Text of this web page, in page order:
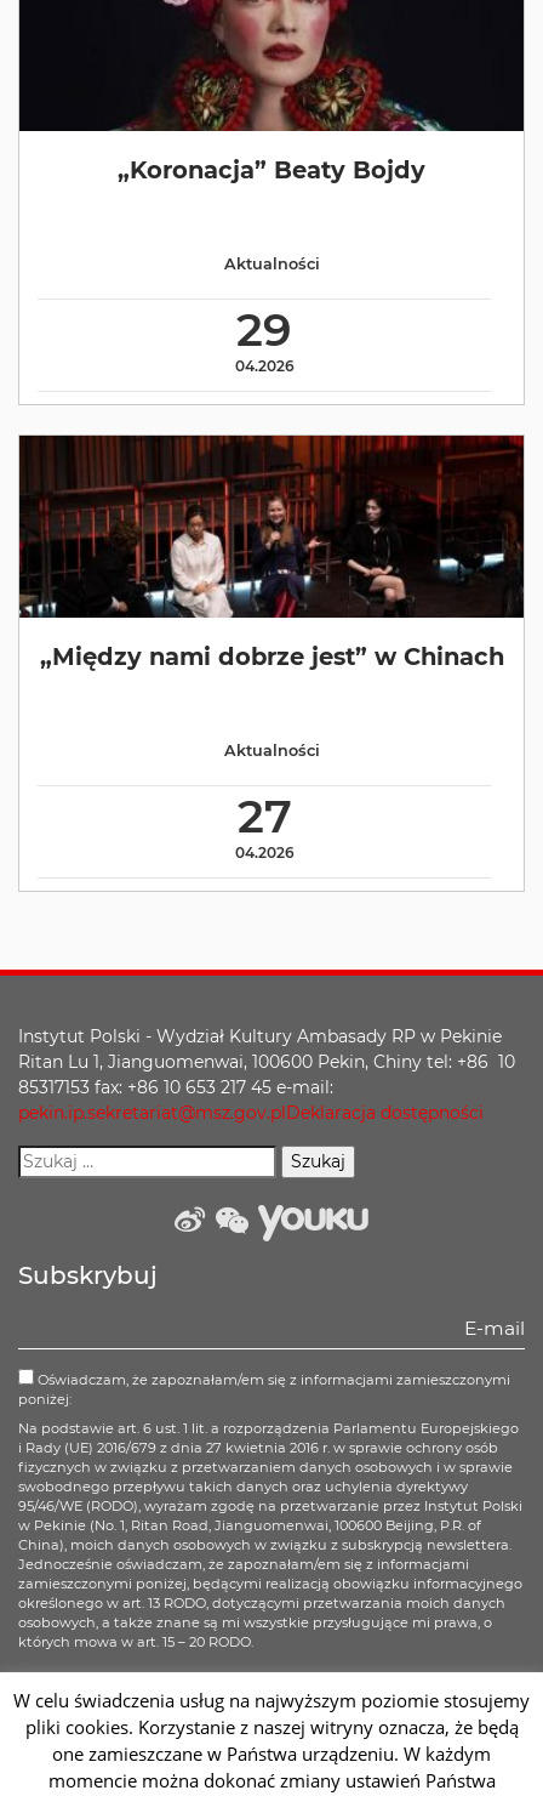
„Koronacja” Beaty Bojdy
29
04.2026
Aktualności
„Między nami dobrze jest” w Chinach
27
04.2026
Aktualności
Instytut Polski - Wydział Kultury Ambasady RP w Pekinie
Ritan Lu 1, Jianguomenwai, 100600 Pekin, Chiny tel: +86 10
85317153 fax: +86 10 653 217 45 e-mail:
pekin.ip.sekretariat@msz.gov.plDeklaracja dostępności
Subskrybuj
Oświadczam, że zapoznałam/em się z informacjami zamieszczonymi
poniżej:
Na podstawie art. 6 ust. 1 lit. a rozporządzenia Parlamentu Europejskiego
i Rady (UE) 2016/679 z dnia 27 kwietnia 2016 r. w sprawie ochrony osób
fizycznych w związku z przetwarzaniem danych osobowych i w sprawie
swobodnego przepływu takich danych oraz uchylenia dyrektywy
95/46/WE (RODO), wyrażam zgodę na przetwarzanie przez Instytut Polski
w Pekinie (No. 1, Ritan Road, Jianguomenwai, 100600 Beijing, P.R. of
China), moich danych osobowych w związku z subskrypcją newslettera.
Jednocześnie oświadczam, że zapoznałam/em się z informacjami
zamieszczonymi poniżej, będącymi realizacją obowiązku informacyjnego
określonego w art. 13 RODO, dotyczącymi przetwarzania moich danych
osobowych, a także znane są mi wszystkie przysługujące mi prawa, o
których mowa w art. 15 – 20 RODO.
Zapisz się
W celu świadczenia usług na najwyższym poziomie stosujemy
pliki cookies. Korzystanie z naszej witryny oznacza, że będą
one zamieszczane w Państwa urządzeniu. W każdym
momencie można dokonać zmiany ustawień Państwa